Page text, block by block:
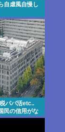
自虐風自慢し
パパ活etc..
民の信用がな